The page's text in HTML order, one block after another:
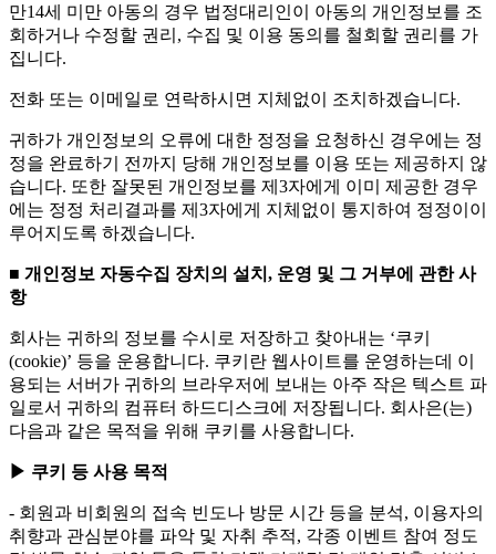
만14세 미만 아동의 경우 법정대리인이 아동의 개인정보를 조
회하거나 수정할 권리, 수집 및 이용 동의를 철회할 권리를 가
집니다.
전화 또는 이메일로 연락하시면 지체없이 조치하겠습니다.
귀하가 개인정보의 오류에 대한 정정을 요청하신 경우에는 정
정을 완료하기 전까지 당해 개인정보를 이용 또는 제공하지 않
습니다. 또한 잘못된 개인정보를 제3자에게 이미 제공한 경우
에는 정정 처리결과를 제3자에게 지체없이 통지하여 정정이이
루어지도록 하겠습니다.
■ 개인정보 자동수집 장치의 설치, 운영 및 그 거부에 관한 사
항
회사는 귀하의 정보를 수시로 저장하고 찾아내는 ‘쿠키
(cookie)’ 등을 운용합니다. 쿠키란 웹사이트를 운영하는데 이
용되는 서버가 귀하의 브라우저에 보내는 아주 작은 텍스트 파
일로서 귀하의 컴퓨터 하드디스크에 저장됩니다. 회사은(는)
다음과 같은 목적을 위해 쿠키를 사용합니다.
▶ 쿠키 등 사용 목적
- 회원과 비회원의 접속 빈도나 방문 시간 등을 분석, 이용자의
취향과 관심분야를 파악 및 자취 추적, 각종 이벤트 참여 정도